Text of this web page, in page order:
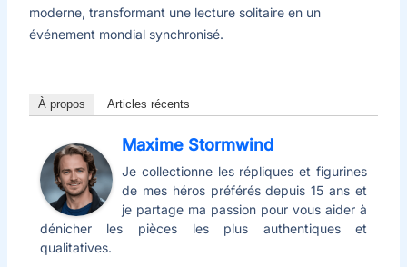
moderne, transformant une lecture solitaire en un
événement mondial synchronisé.
À propos Articles récents
Maxime Stormwind
Je collectionne les répliques et figurines
de mes héros préférés depuis 15 ans et
je partage ma passion pour vous aider à
dénicher les pièces les plus authentiques et
qualitatives.